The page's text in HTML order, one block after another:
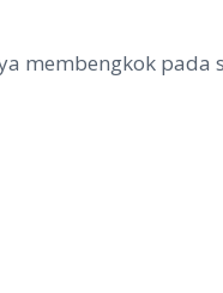
membengkok pada